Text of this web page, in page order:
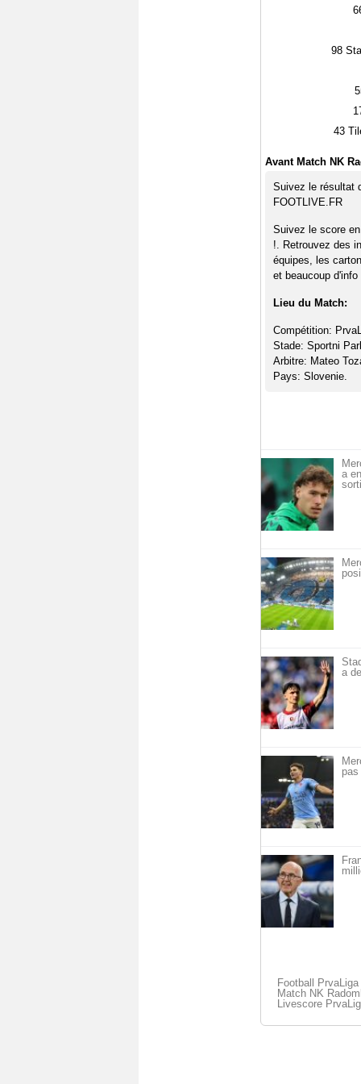
98
43
Avant Match NK
Suivez le résultat
FOOTLIVE.FR
Suivez le score
!. Retrouvez des
équipes, les
et beaucoup
Lieu du Match:
Compétition:
Stade: Sportni
Arbitre: Mateo
Pays: Slovenie.
a
a
pas
Football PrvaLiga
Match NK
Livescore